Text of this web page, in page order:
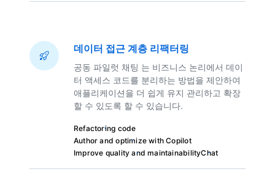
데이터 접근 계층 리팩터링
공동 파일럿 채팅 는 비즈니스 논리에서 데이
터 액세스 코드를 분리하는 방법을 제안하여
애플리케이션을 더 쉽게 유지 관리하고 확장
할 수 있도록 할 수 있습니다.
Refactoring code
Author and optimize with Copilot
Improve quality and maintainabilityChat